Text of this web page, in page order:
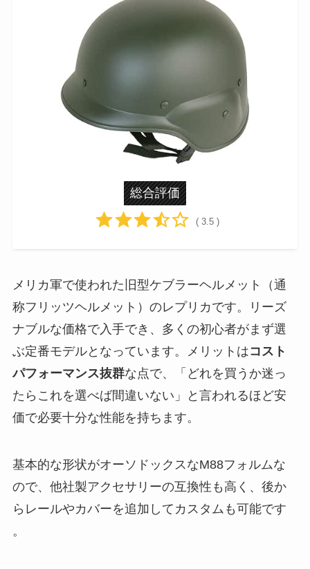
総合評価
( 3.5 )
メリカ軍で使われた旧型ケブラーヘルメット（通
称フリッツヘルメット）のレプリカです。リーズ
ナブルな価格で入手でき、多くの初心者がまず選
ぶ定番モデルとなっています。メリットはコスト
パフォーマンス抜群な点で、「どれを買うか迷っ
たらこれを選べば間違いない」と言われるほど安
価で必要十分な性能を持ちます​。
基本的な形状がオーソドックスなM88フォルムな
ので、他社製アクセサリーの互換性も高く、後か
らレールやカバーを追加してカスタムも可能です​
。